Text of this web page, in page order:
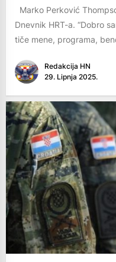
Marko Perković
Dnevnik HRT-a. “Dobro
tiče mene, programa,
Redakcija HN
29. Lipnja 2025.